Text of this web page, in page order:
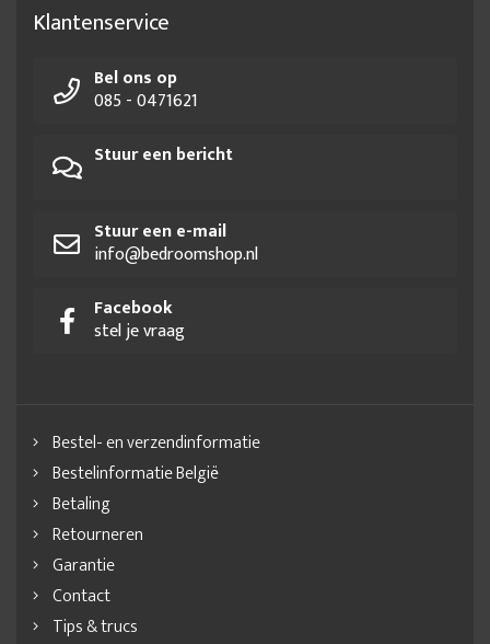
Klantenservice
Bel ons op
085 - 0471621
Stuur een bericht
Stuur een e-mail
info@bedroomshop.nl
Facebook
stel je vraag
Bestel- en verzendinformatie
Bestelinformatie België
Betaling
Retourneren
Garantie
Contact
Tips & trucs